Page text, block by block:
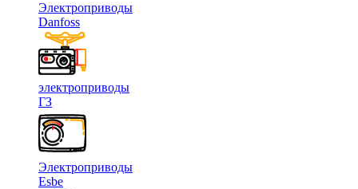
Электроприводы
Danfoss
электроприводы
ГЗ
Электроприводы
Esbe